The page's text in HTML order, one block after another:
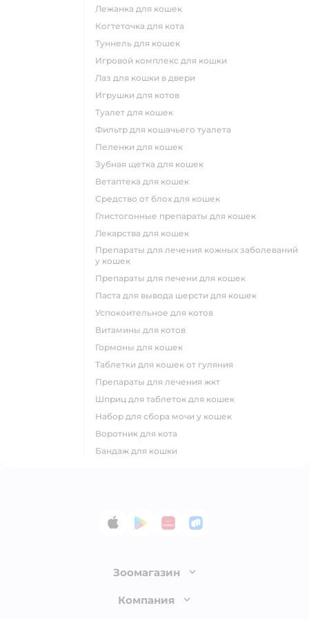
лежанка для кошек
когтеточка для кота
туннель для кошек
игровой комплекс для кошки
лаз для кошки в двери
игрушки для котов
туалет для кошек
фильтр для кошачьего туалета
пеленки для кошек
зубная щетка для кошек
ветаптека для кошек
средство от блох для кошек
глистогонные препараты для кошек
лекарства для кошек
препараты для лечения кожных заболеваний
у кошек
препараты для печени для кошек
паста для вывода шерсти для кошек
успокоительное для котов
витамины для котов
гормоны для кошек
таблетки для кошек от гуляния
препараты для лечения жкт
шприц для таблеток для кошек
набор для сбора мочи у кошек
воротник для кота
бандаж для кошки
App StoreGoogle Play
AppGallery
RuStore
Зоомагазин
Лицензия
Компания